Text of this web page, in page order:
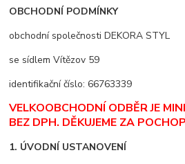
OBCHODNÍ PODMÍNKY
obchodní společnosti DEKORA STYL
se sídlem Vítězov 59
identifikační číslo: 66763339
VELKOOBCHODNÍ ODBĚR JE
BEZ DPH. DĚKUJEME ZA
1. ÚVODNÍ USTANOVENÍ